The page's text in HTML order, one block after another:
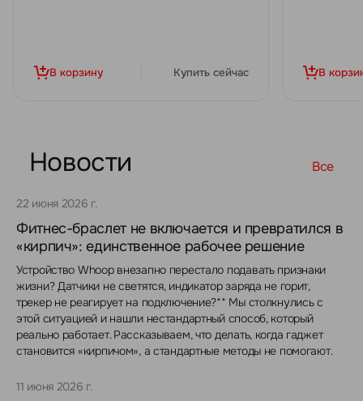
В корзину Купить сейчас В
Новости Все
22 июня 2026 г.
Фитнес-браслет не включается и превратился в
«кирпич»: единственное рабочее решение
Устройство Whoop внезапно перестало подавать признаки
жизни? Датчики не светятся, индикатор заряда не горит,
трекер не реагирует на подключение?** Мы столкнулись с
этой ситуацией и нашли нестандартный способ, который
реально работает. Рассказываем, что делать, когда гаджет
становится «кирпичом», а стандартные методы не помогают.
11 июня 2026 г.